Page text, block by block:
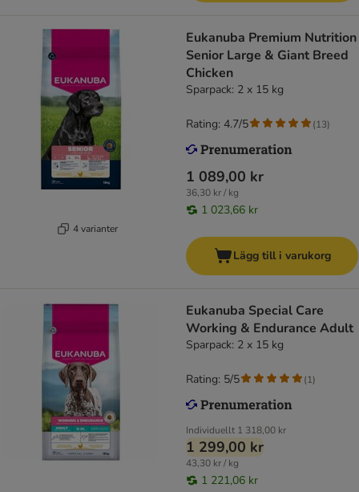
4 varianter
Eukanuba Premium Nutrition
Senior Large & Giant Breed
Chicken
Sparpack: 2 x 15 kg
1 089,00 kr
36,30 kr / kg
1 023,66 kr
Rating: 4.7/5 (13)
Lägg till i varukorg
Eukanuba Special Care
Working & Endurance Adult
Sparpack: 2 x 15 kg
Individuellt 1 318,00 kr
1 299,00 kr
43,30 kr / kg
1 221,06 kr
Rating: 5/5 (1)